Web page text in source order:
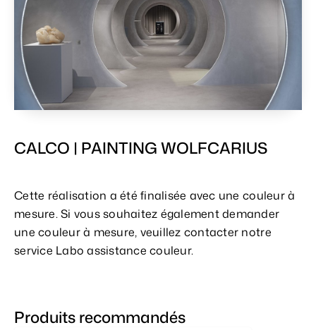
CALCO | PAINTING WOLFCARIUS
Cette réalisation a été finalisée avec une couleur à
mesure. Si vous souhaitez également demander
une couleur à mesure, veuillez contacter notre
service Labo assistance couleur.
Produits recommandés